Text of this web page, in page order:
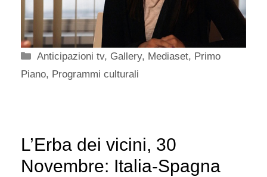
Categorie
Anticipazioni tv, Gallery, Mediaset, Primo
Piano, Programmi culturali
L’Erba dei vicini, 30
Novembre: Italia-Spagna